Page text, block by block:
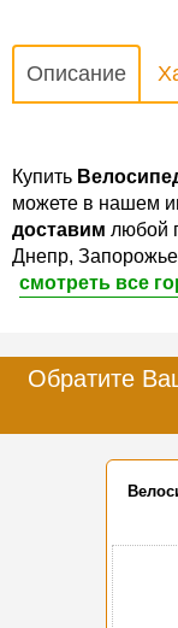
Описание
Купить
можете в нашем
доставим любой
Днепр,
смотреть все
Обратите